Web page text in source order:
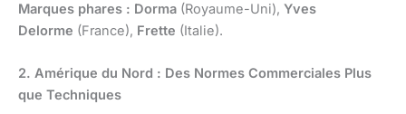
Marques phares : Dorma (Royaume-Uni), Yves
Delorme (France), Frette (Italie).
2. Amérique du Nord : Des Normes Commerciales Plus
que Techniques